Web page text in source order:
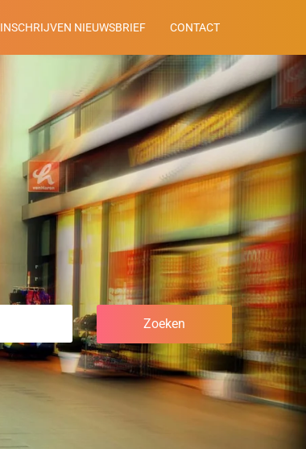
INSCHRIJVEN NIEUWSBRIEF CONTACT